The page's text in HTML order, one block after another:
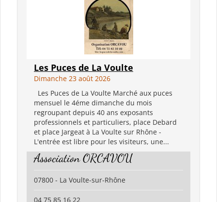
Les Puces de La Voulte
Dimanche 23 août 2026
Les Puces de La Voulte Marché aux puces
mensuel le 4éme dimanche du mois
regroupant depuis 40 ans exposants
professionnels et particuliers, place Debard
et place Jargeat à La Voulte sur Rhône -
L'entrée est libre pour les visiteurs, une...
Association ORCAVOU
07800 - La Voulte-sur-Rhône
04 75 85 16 22